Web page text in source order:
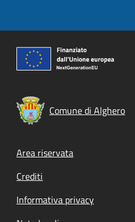
Comune di Alghero
Footer menu
Area riservata
Crediti
Informativa privacy